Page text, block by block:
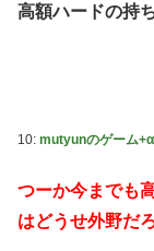
高額ハードの持
10: mutyunのゲーム+α
つーか今までも
はどうせ外野だ